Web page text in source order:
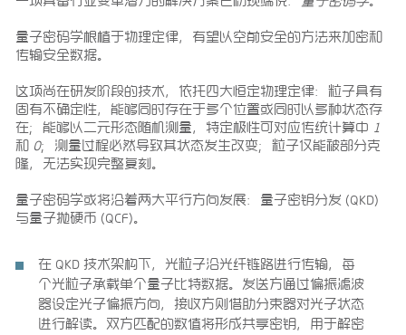
量子密码学根植于物理定律，有望以空前安全的方法来加密和
传输安全数据。
这项尚在研发阶段的技术，依托四大恒定物理定律：粒子具有
固有不确定性，能够同时存在于多个位置或同时以多种状态存
在；能够以二元形态随机测量，特定极性可对应传统计算中 1
和 0；测量过程必然导致其状态发生改变；粒子仅能被部分克
隆，无法实现完整复刻。
量子密码学或将沿着两大平行方向发展：量子密钥分发 (QKD)
与量子抛硬币 (QCF)。
在 QKD 技术架构下，光粒子沿光纤链路进行传输，每
个光粒子承载单个量子比特数据。发送方通过偏振滤波
器设定光子偏振方向，接收方则借助分束器对光子状态
进行解读。双方匹配的数值将形成共享密钥，用于解密